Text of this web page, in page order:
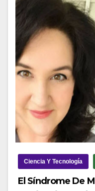
Ciencia Y Tecnología
El Síndrome De